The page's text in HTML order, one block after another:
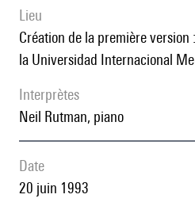
lieu
création de la première version : Santander, Paraninfo de
la Universidad Internacional
interprètes
Neil Rutman, piano
date
20 juin 1993